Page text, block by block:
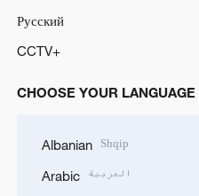
Русский
CCTV+
CHOOSE YOUR LANGUAGE
Albanian Shqip
Arabic العربية